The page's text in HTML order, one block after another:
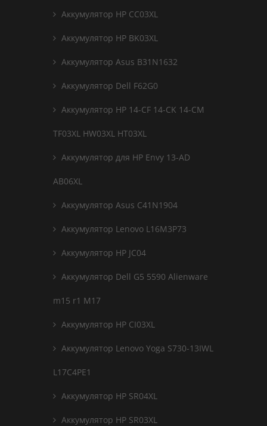
Аккумулятор HP CC03XL
Аккумулятор HP BK03XL
Аккумулятор Asus B31N1632
Аккумулятор Dell F62G0
Аккумулятор HP 14-CF 14-CK 14-CM
TF03XL HW03XL HT03XL
Аккумулятор для HP Envy 13-AD
AB06XL
Аккумулятор Asus C41N1904
Аккумулятор Lenovo L16M3P73
Аккумулятор HP JC04
Аккумулятор Dell G5 5590 Alienware
m15 r1 M17
Аккумулятор HP CI03XL
Аккумулятор Lenovo Yoga S730-13IWL
L17C4PE1
Аккумулятор HP SR04XL
Аккумулятор HP SR03XL